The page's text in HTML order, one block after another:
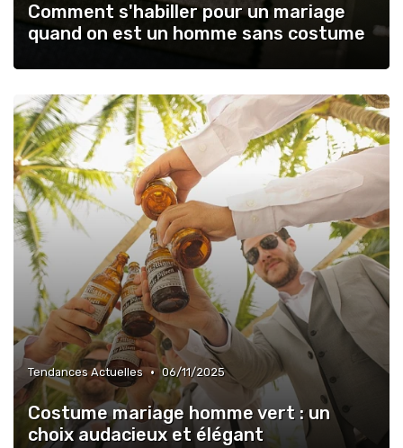
Comment s'habiller pour un mariage
quand on est un homme sans costume
Tendances Actuelles • 06/11/2025
Costume mariage homme vert : un
choix audacieux et élégant